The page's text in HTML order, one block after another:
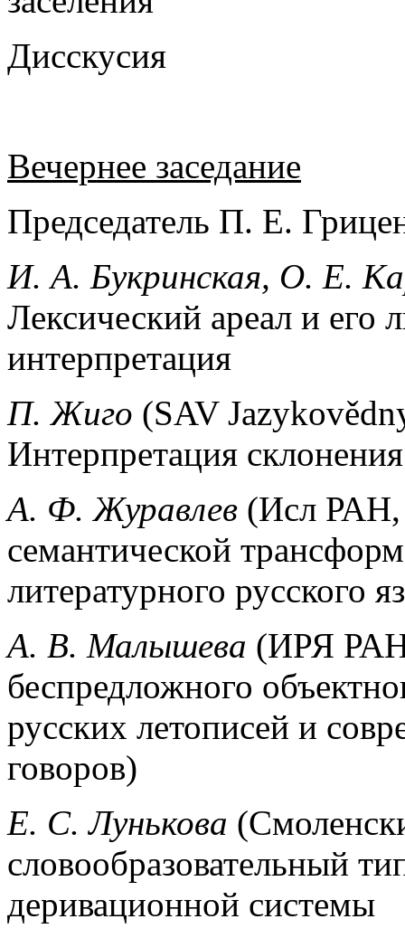
Дисскусия
Вечернее заседание
Председатель П. Е.
И. А. Букринская, О. Е.
Лексический ареал и его
интерпретация
П. Жиго (SAV
Интерпретация
А. Ф. Журавлев (Исл РАН,
семантической
литературного русского
А. В. Малышева (ИРЯ
беспредложного
русских летописей и
говоров)
Е. С. Лунькова
словообразовательный
деривационной системы